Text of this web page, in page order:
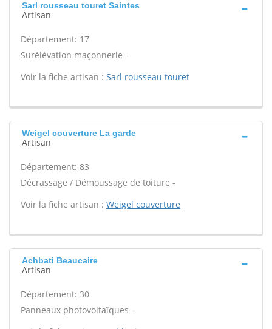
Sarl rousseau touret Saintes
Artisan
Département: 17
Surélévation maçonnerie -
Voir la fiche artisan : Sarl rousseau touret
Weigel couverture La garde
Artisan
Département: 83
Décrassage / Démoussage de toiture -
Voir la fiche artisan : Weigel couverture
Achbati Beaucaire
Artisan
Département: 30
Panneaux photovoltaïques -